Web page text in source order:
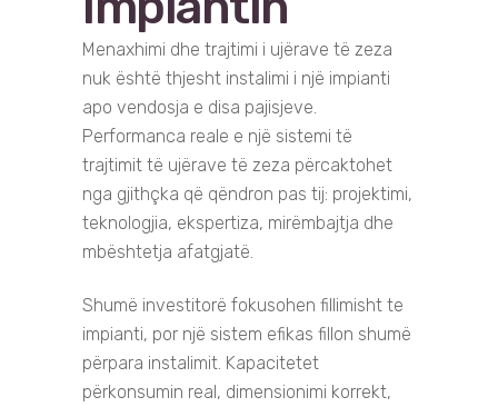
Menaxhimi dhe trajtimi i ujërave të zeza
nuk është thjesht instalimi i një impianti
apo vendosja e disa pajisjeve.
Performanca reale e një sistemi të
trajtimit të ujërave të zeza përcaktohet
nga gjithçka që qëndron pas tij: projektimi,
teknologjia, ekspertiza, mirëmbajtja dhe
mbështetja afatgjatë.
Shumë investitorë fokusohen fillimisht te
impianti, por një sistem efikas fillon shumë
përpara instalimit. Kapacitetet
përkonsumin real, dimensionimi korrekt,